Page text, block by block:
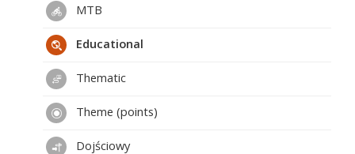
MTB
Educational
Thematic
Theme (points)
Dojściowy